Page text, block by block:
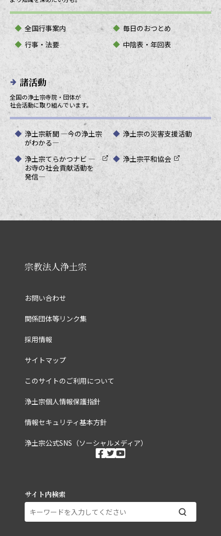
全国行事案内
毎日のおつとめ
行事・法要
中陰表・年回表
諸活動
全国の浄土宗寺院・団体が
社会活動に取り組んでいます。
浄土宗新聞 ―今の浄土宗
がわかる―
浄土宗の災害支援活動
浄土宗てらかつナビ ―
お寺の社会貢献活動を
発信―
浄土宗平和協会
宗教法人浄土宗
お問い合わせ
関係団体等リンク集
採用情報
サイトマップ
このサイトのご利用について
浄土宗個人情報保護指針
情報セキュリティ基本方針
浄土宗公式SNS（ソーシャルメディア）
ソーシャルメディ
facebook
twitter
サイト内検索